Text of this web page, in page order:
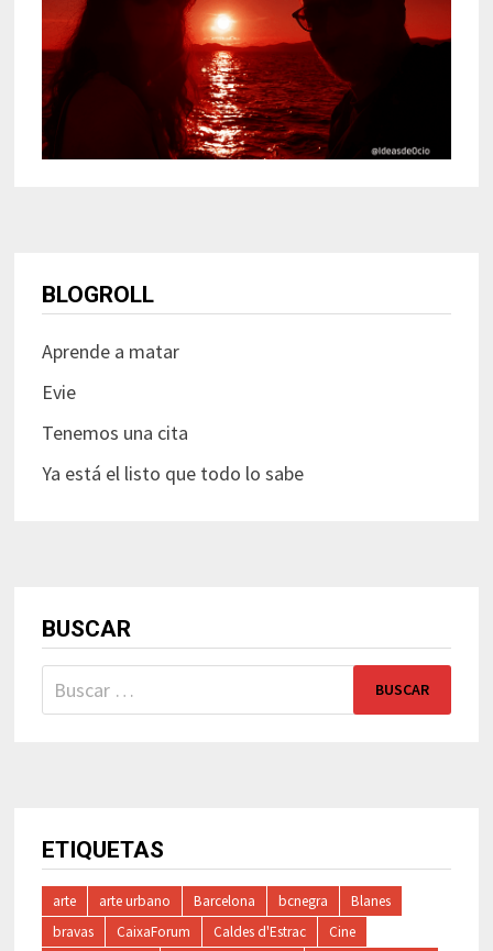
BLOGROLL
Aprende a matar
Evie
Tenemos una cita
Ya está el listo que todo lo sabe
BUSCAR
Buscar:
ETIQUETAS
arte arte urbano Barcelona bcnegra
Blanes
bravas
CaixaForum Caldes d'Estrac Cine